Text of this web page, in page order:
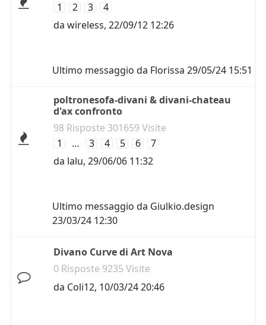
1
2 3
4
da wireless, 22/09/12 12:26
Ultimo messaggio da Florissa 29/05/24 15:51
poltronesofa-divani & divani-chateau
d'ax confronto
98 Risposte 301659 Visite
1
… 3 4 5 6
7
da lalu, 29/06/06 11:32
Ultimo messaggio da Giulkio.design
23/03/24 12:30
Divano Curve di Art Nova
0 Risposte 9235 Visite
da Coli12, 10/03/24 20:46